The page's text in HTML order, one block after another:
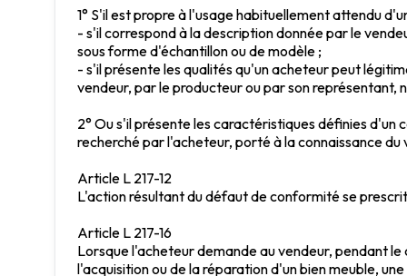
1° S'il est propre à l'usage habituellement attendu
- s'il correspond à la description donnée par le
sous forme d'échantillon ou de modèle ;
- s'il présente les qualités qu'un acheteur peut
vendeur, par le producteur ou par son
2° Ou s'il présente les caractéristiques définies
recherché par l'acheteur, porté à la connaissance
Article L 217-12
L'action résultant du défaut de conformité se
Article L 217-16
Lorsque l'acheteur demande au vendeur, pendant
l'acquisition ou de la réparation d'un bien meuble,